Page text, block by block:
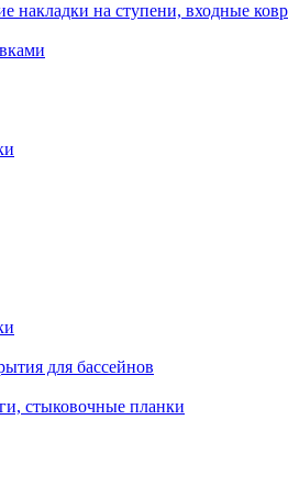
накладки на ступени, входные
для бассейнов
стыковочные планки